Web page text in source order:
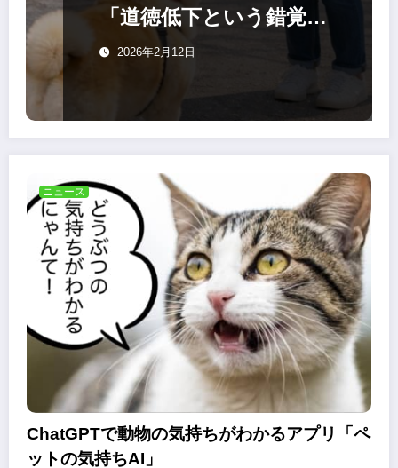
「道徳低下という錯覚」
と陥りやすい罠
2026年2月12日
ニュース
ChatGPTで動物の気持ちがわかるアプリ「ペ
ットの気持ちAI」